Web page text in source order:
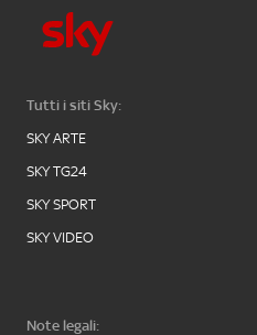
Tutti i siti Sky:
SKY ARTE
SKY TG24
SKY SPORT
SKY VIDEO
Note legali: